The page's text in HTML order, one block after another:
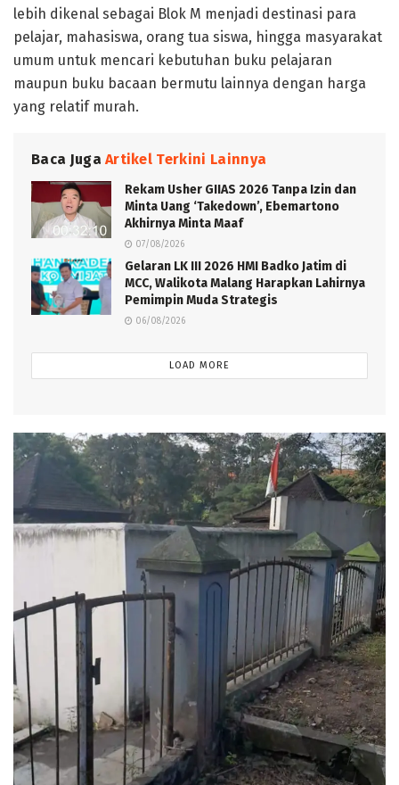
lebih dikenal sebagai Blok M menjadi destinasi para
pelajar, mahasiswa, orang tua siswa, hingga masyarakat
umum untuk mencari kebutuhan buku pelajaran
maupun buku bacaan bermutu lainnya dengan harga
yang relatif murah.
Baca Juga Artikel Terkini Lainnya
Rekam Usher GIIAS 2026 Tanpa Izin dan
Minta Uang ‘Takedown’, Ebemartono
Akhirnya Minta Maaf
07/08/2026
Gelaran LK III 2026 HMI Badko Jatim di
MCC, Walikota Malang Harapkan Lahirnya
Pemimpin Muda Strategis
06/08/2026
LOAD MORE